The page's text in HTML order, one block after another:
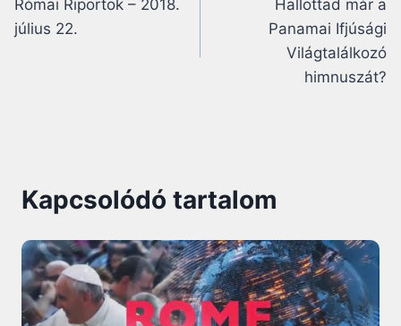
navigáció
Római Riportok – 2018.
július 22.
Hallottad már a
Panamai Ifjúsági
Világtalálkozó
himnuszát?
Kapcsolódó tartalom